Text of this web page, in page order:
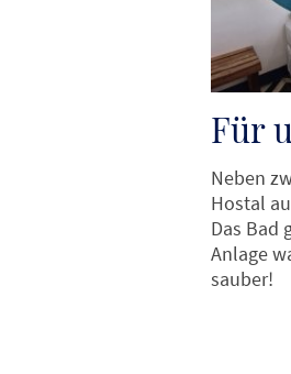
Für
Neben
Hostal
Das Bad
Anlage
sauber!